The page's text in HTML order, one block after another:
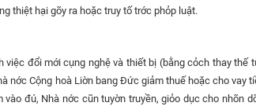
thiệt hại gõy ra hoặc truy tố trớc phỏp luật.
đổi mới cụng nghệ và thiết bị (bằng cỏch thay thế
nớc Cộng hoà Liờn bang Đức giảm thuế hoặc cho vay
đú, Nhà nớc cũn tuyờn truyền, giỏo dục cho nhõn